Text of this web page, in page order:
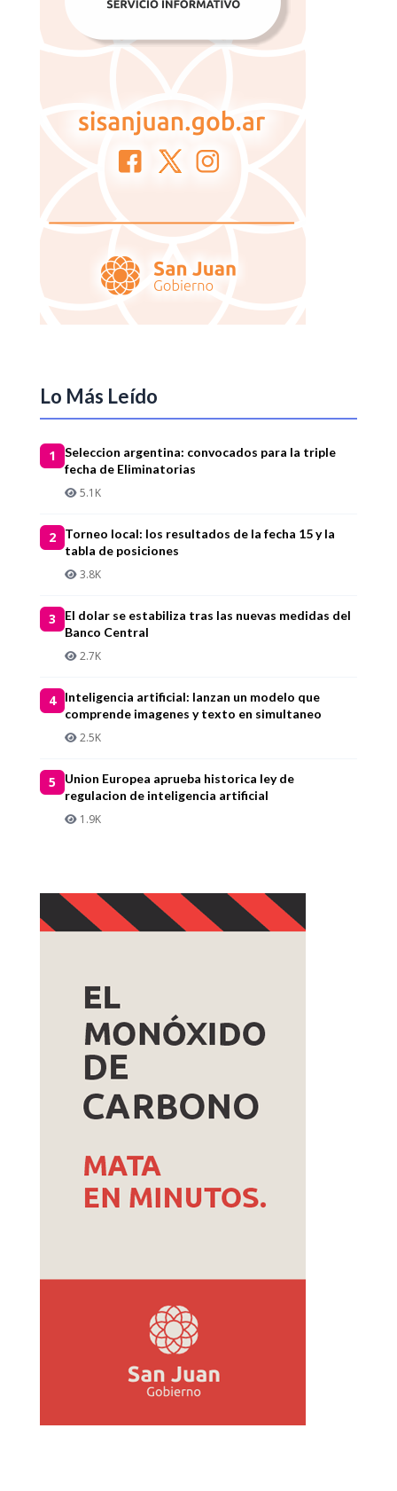
Lo Más Leído
1
Seleccion argentina: convocados para la triple
fecha de Eliminatorias
5.1K
2
Torneo local: los resultados de la fecha 15 y la
tabla de posiciones
3.8K
3
El dolar se estabiliza tras las nuevas medidas del
Banco Central
2.7K
4
Inteligencia artificial: lanzan un modelo que
comprende imagenes y texto en simultaneo
2.5K
5
Union Europea aprueba historica ley de
regulacion de inteligencia artificial
1.9K